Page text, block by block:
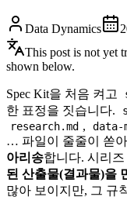
Data Dynamics
This post is not yet
shown below.
Spec Kit을 처음 켜고
한 표정을 짓습니다.
research.md , data-
… 파일이 줄줄이 쏟
아리송합니다. 시리
된 산출물(결과물)을
많아 보이지만, 그 규